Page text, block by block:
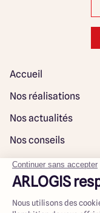
Accueil
Nos réalisations
Nos actualités
Nos conseils
Rejoindre notre réseau